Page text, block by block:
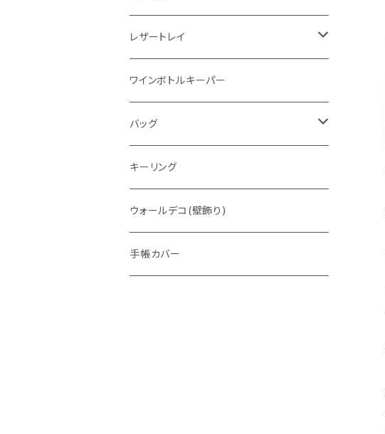
"メッセージ"カリグラフィーウォレット
レザートレイ
番外編"Wave"
通常盤
ワインボトルキーパー
バッグ
トートバッグ
ウォレットバッグ
キーリング
ウォールデコ(壁飾り)
手帳カバー